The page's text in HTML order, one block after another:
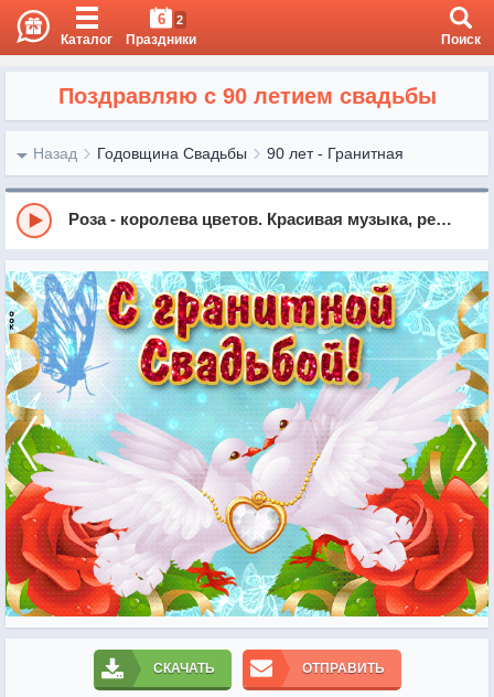
Каталог
6 2
Праздники Поиск
Поздравляю с 90 летием свадьбы
Назад Годовщина Свадьбы 90 лет - Гранитная
Роза - королева цветов. Красивая музыка, релакс, саксофон
СКАЧАТЬ ОТПРАВИТЬ